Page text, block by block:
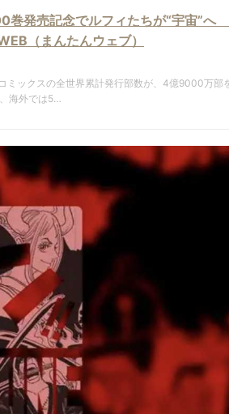
発売記念でルフィたちが“宇宙”へ
（まんたんウェブ）
ミックスの全世界累計発行部数が、4億9000万部
海外では5…